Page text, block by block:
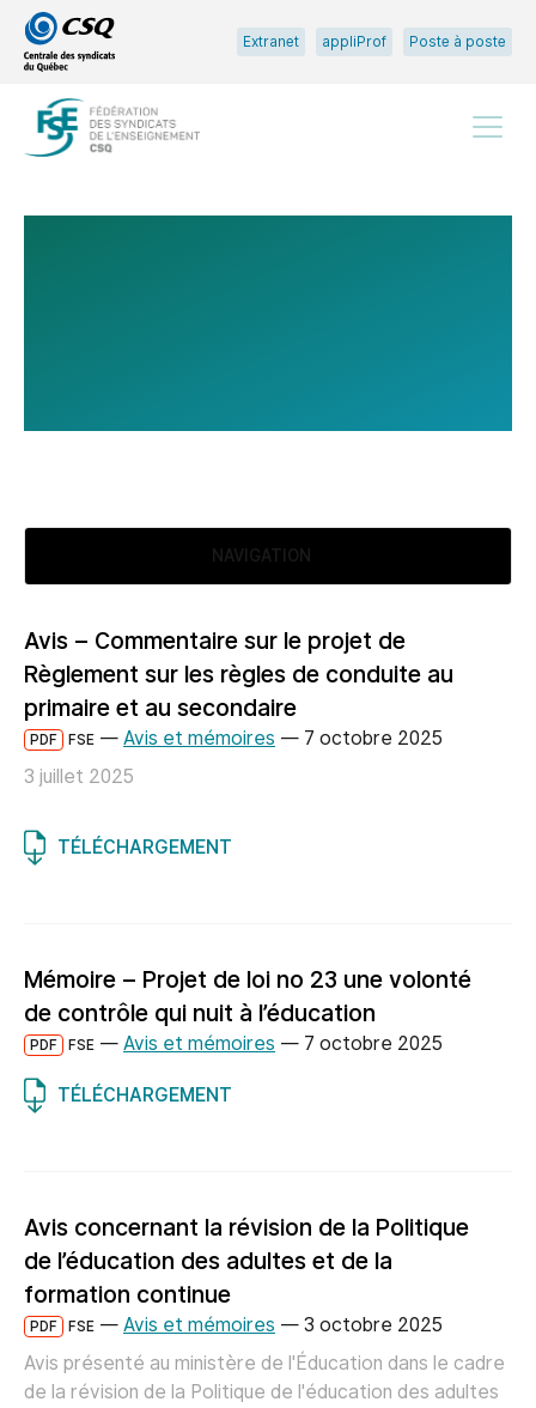
Passer
au
menu
principal
Passer
au
contenu
Extranet appliProf Poste à poste
NAVIGATION
Avis – Commentaire sur le projet de
Règlement sur les règles de conduite au
primaire et au secondaire
PDF FSE — Avis et mémoires — 7 octobre 2025
3 juillet 2025
TÉLÉCHARGEMENT
Mémoire – Projet de loi no 23 une volonté
de contrôle qui nuit à l’éducation
PDF FSE — Avis et mémoires — 7 octobre 2025
TÉLÉCHARGEMENT
Avis concernant la révision de la Politique
de l’éducation des adultes et de la
formation continue
PDF FSE — Avis et mémoires — 3 octobre 2025
Avis présenté au ministère de l'Éducation dans le cadre
de la révision de la Politique de l'éducation des adultes